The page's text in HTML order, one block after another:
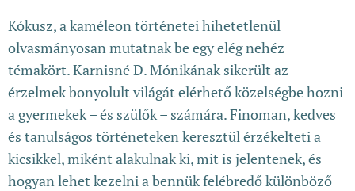
Kókusz, a kaméleon történetei hihetetlenül
olvasmányosan mutatnak be egy elég nehéz
témakört. Karnisné D. Mónikának sikerült az
érzelmek bonyolult világát elérhető közelségbe hozni
a gyermekek – és szülők – számára. Finoman, kedves
és tanulságos történeteken keresztül érzékelteti a
kicsikkel, miként alakulnak ki, mit is jelentenek, és
hogyan lehet kezelni a bennük felébredő különböző